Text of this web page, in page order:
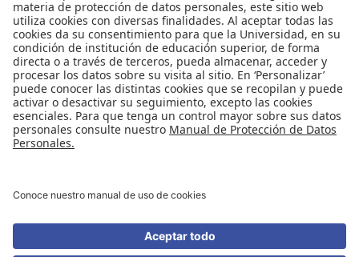
Preguntas frecuentes
Capacitación
Directrices
Entretenimiento
Compra de libros y material audiovisual